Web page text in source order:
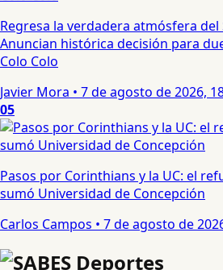
Regresa la verdadera atmósfera del
Anuncian histórica decisión para
Colo Colo
Javier Mora • 7 de agosto de 2026,
05
Pasos por Corinthians y la UC: el
sumó Universidad de Concepción
Carlos Campos • 7 de agosto de